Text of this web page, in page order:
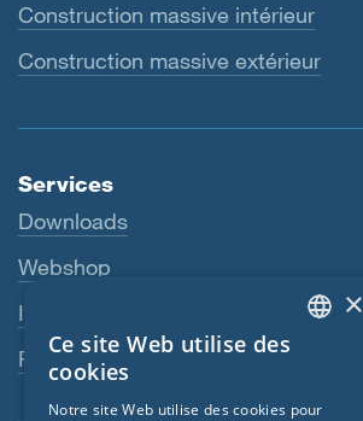
Construction massive intérieur
Construction massive extérieur
Services
Downloads
Webshop
Interlocuteur
Revendeurs
ENGLISH
×
Ce site Web utilise des
cookies
Notre site Web utilise des cookies pour